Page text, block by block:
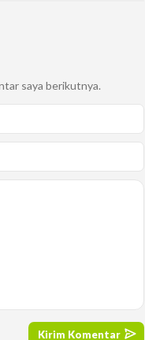
saya berikutnya.